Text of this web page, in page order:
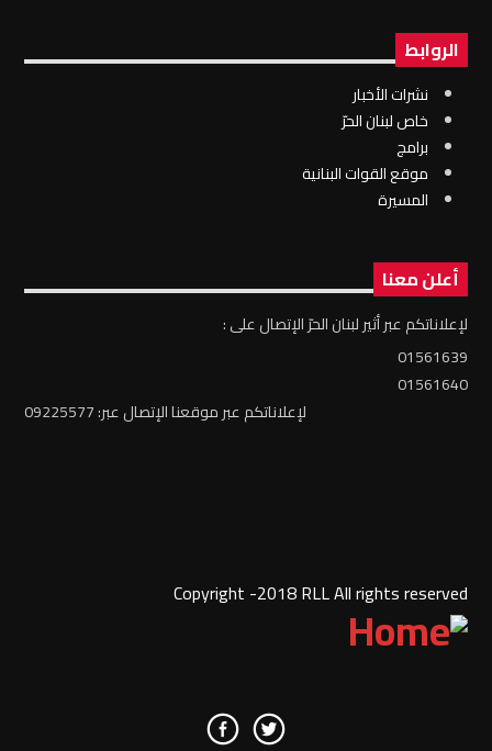
الروابط
نشرات الأخبار
خاص لبنان الحرّ
برامج
موقع القوات البنانية
المسيرة
أعلن معنا
لإعلاناتكم عبر أثير لبنان الحرّ الإتصال على :
01561639
01561640
لإعلاناتكم عبر موقعنا الإتصال عبر: 09225577
Copyright -2018 RLL All rights reserved